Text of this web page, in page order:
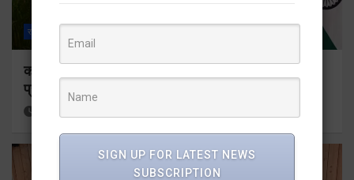
राज्य
कॉमनवेल्थ गेम्स 2026 के उत्तराखंड के पदक विजेताओं और
प्रशिक्षकों को मुख्यमंत्री धामी ने किया सम्मानित
SIGN UP FOR LATEST NEWS
SUBSCRIPTION